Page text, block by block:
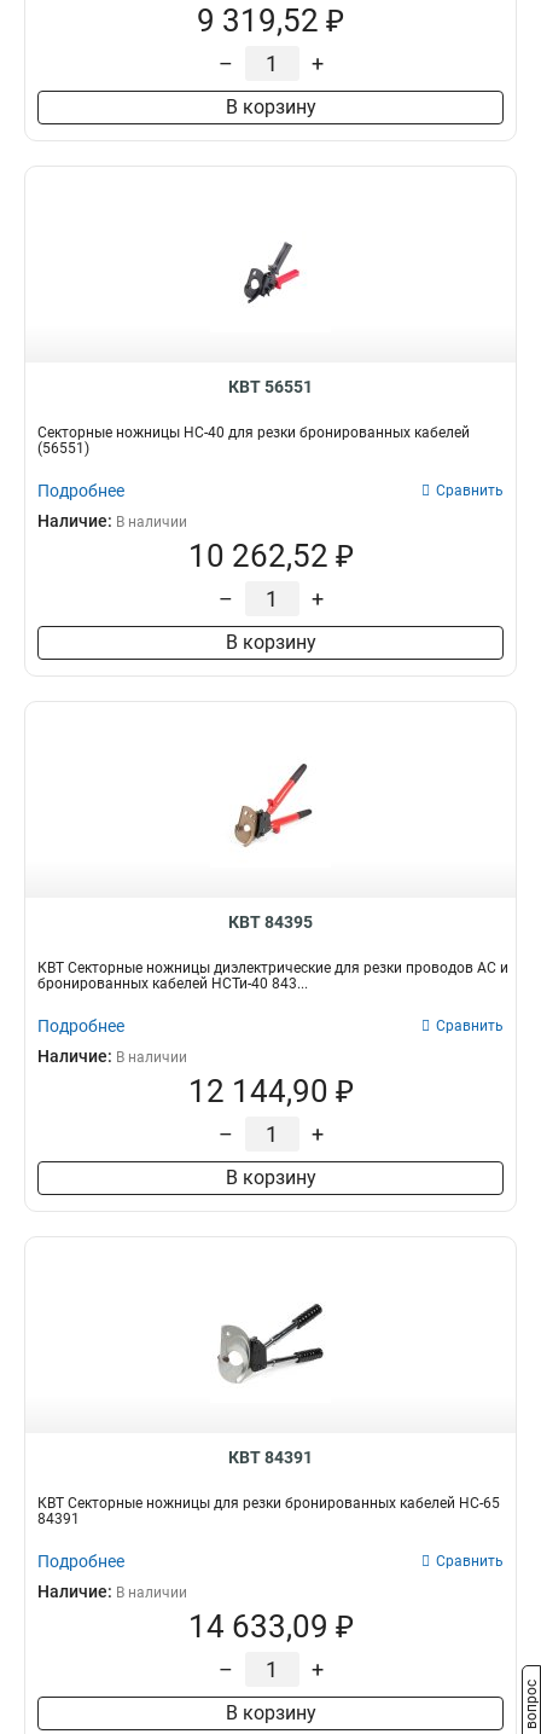
9 319,52 ₽
– +
В корзину
КВТ 56551
Секторные ножницы НС-40 для резки бронированных кабелей
(56551)
Подробнее Сравнить
Наличие: В наличии
10 262,52 ₽
– +
В корзину
КВТ 84395
КВТ Секторные ножницы диэлектрические для резки проводов АС и
бронированных кабелей НСТи-40 843...
Подробнее Сравнить
Наличие: В наличии
12 144,90 ₽
– +
В корзину
КВТ 84391
КВТ Секторные ножницы для резки бронированных кабелей НС-65
84391
Подробнее Сравнить
Наличие: В наличии
14 633,09 ₽
– +
В корзину